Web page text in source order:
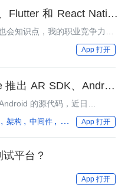
Flutter 和 React Native
知识点，我的职业竞争力在
App 打开
出 AR SDK、Android
的源代码，近日
，某种程度上也和苹果的
来了漏洞扫描、
开源项目推荐，欢迎阅读。
架构 中间件 操作系统 编程语
App 打开
平台？
App 打开